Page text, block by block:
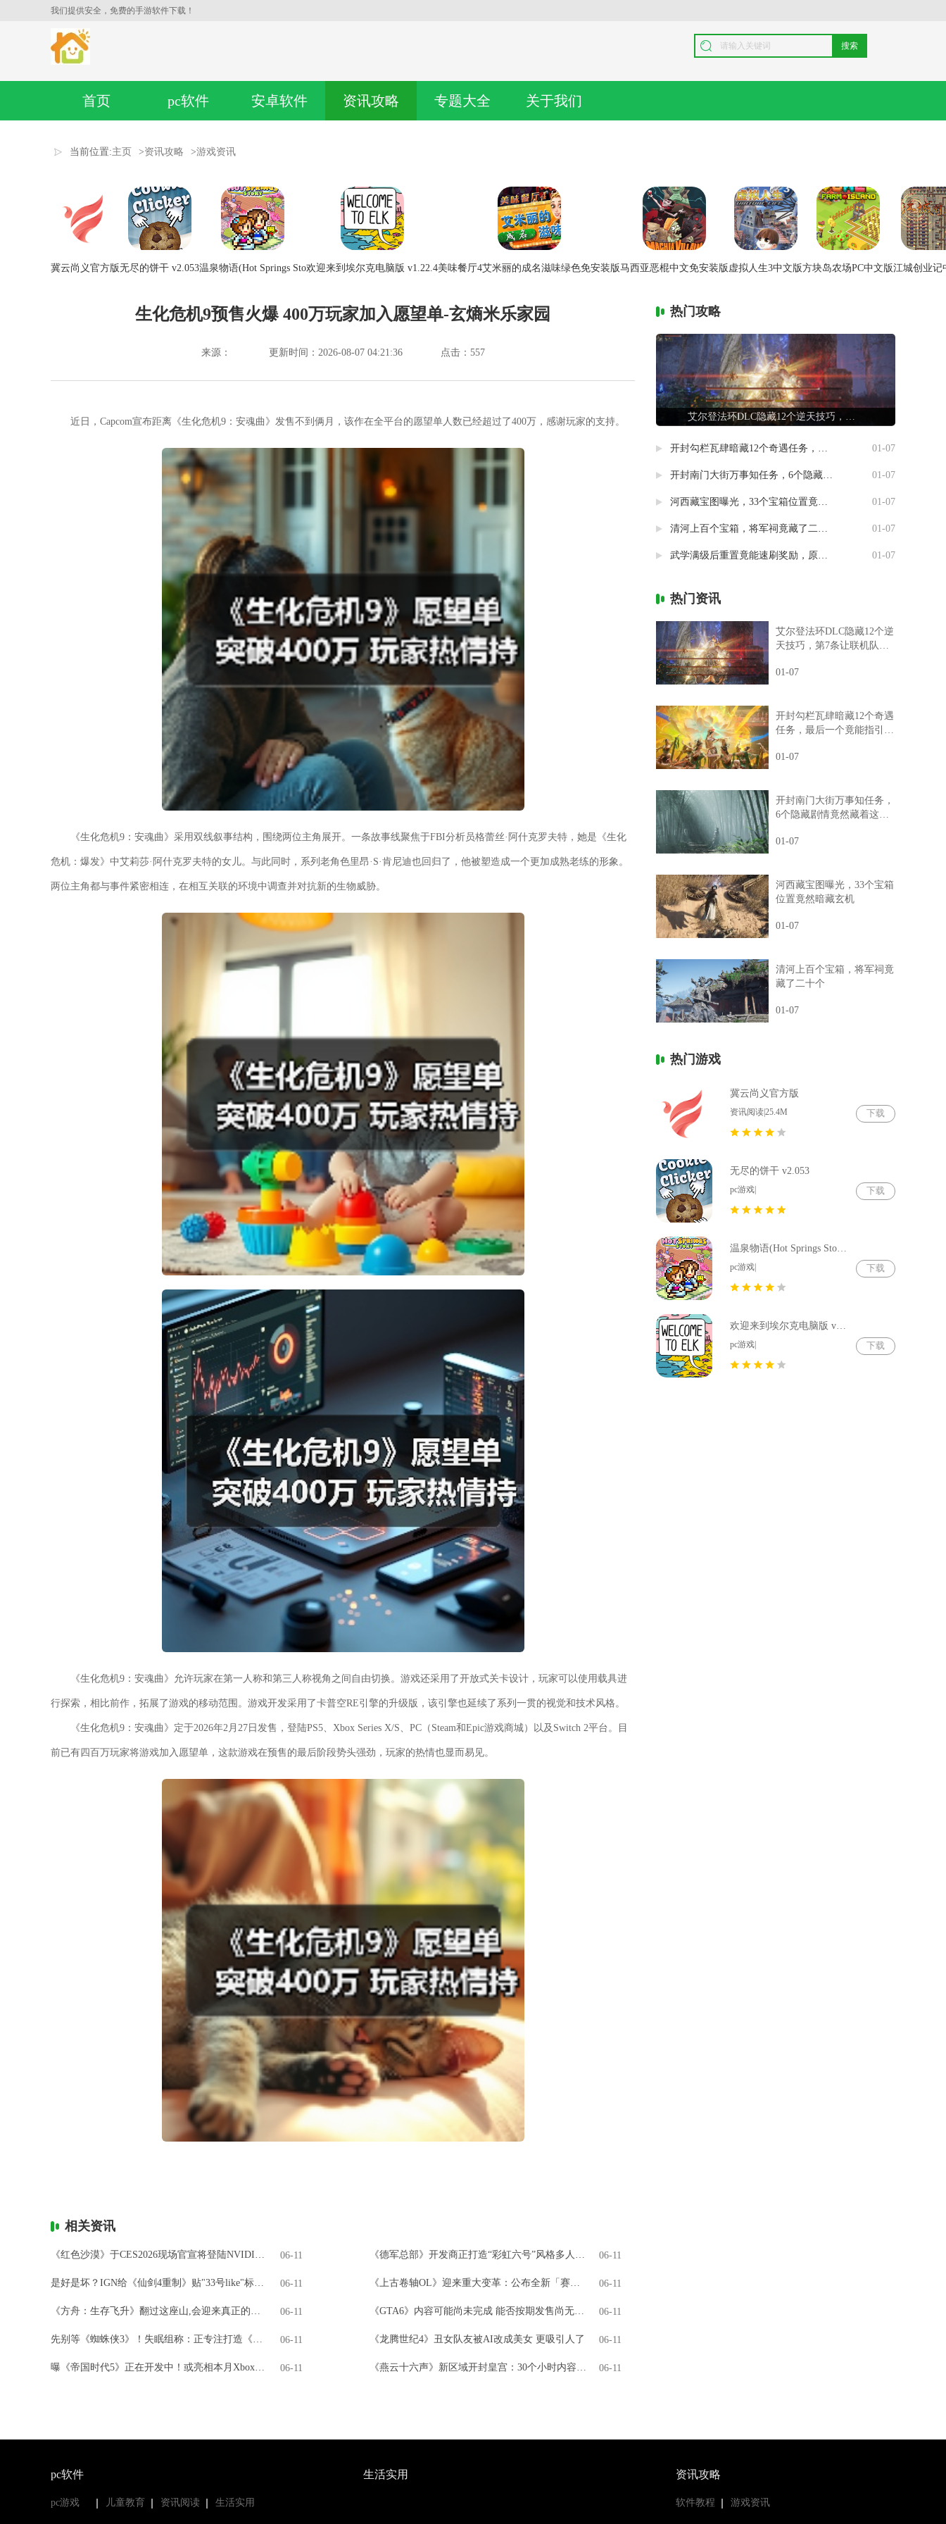
我们提供安全，免费的手游软件下载！
搜索
首页 pc软件 安卓软件 资讯攻略 专题大全 关于我们
当前位置:主页 >资讯攻略 >游戏资讯
冀云尚义官方版无尽的饼干 v2.053温泉物语(Hot Springs Sto欢迎来到埃尔克电脑版 v1.22.4美味餐厅4艾米丽的成名滋味绿色免安装版马西亚恶棍中文免安装版 虚拟人生3中文版方块岛农场PC中文版江城创业记
生化危机9预售火爆 400万玩家加入愿望单-玄熵米乐家园
来源： 更新时间：2026-08-07 04:21:36 点击： 557
近日，Capcom宣布距离《生化危机9：安魂曲》发售不到俩月，该作在全平台的愿望单人数已经超过了400万，感谢玩家的支持。
《生化危机9：安魂曲》采用双线叙事结构，围绕两位主角展开。一条故事线聚焦于FBI分析员格蕾丝·阿什克罗夫特，她是《生化
危机：爆发》中艾莉莎·阿什克罗夫特的女儿。与此同时，系列老角色里昂·S·肯尼迪也回归了，他被塑造成一个更加成熟老练的形象。
两位主角都与事件紧密相连，在相互关联的环境中调查并对抗新的生物威胁。
《生化危机9：安魂曲》允许玩家在第一人称和第三人称视角之间自由切换。游戏还采用了开放式关卡设计，玩家可以使用载具进
行探索，相比前作，拓展了游戏的移动范围。游戏开发采用了卡普空RE引擎的升级版，该引擎也延续了系列一贯的视觉和技术风格。
《生化危机9：安魂曲》定于2026年2月27日发售，登陆PS5、Xbox Series X/S、PC（Steam和Epic游戏商城）以及Switch 2平台。目
前已有四百万玩家将游戏加入愿望单，这款游戏在预售的最后阶段势头强劲，玩家的热情也显而易见。
相关资讯
《红色沙漠》于CES2026现场官宣将登陆NVIDIA GeForce NOW 06-11 《德军总部》开发商正打造“彩虹六号”风格多人游戏 06-11
是好是坏？IGN给《仙剑4重制》贴"33号like"标签引热议 06-11 《上古卷轴OL》迎来重大变革：公布全新「赛季」模式，引领全新时代 06-11
《方舟：生存飞升》翻过这座山,会迎来真正的飞升吗? 06-11 《GTA6》内容可能尚未完成 能否按期发售尚无定论 06-11
先别等《蜘蛛侠3》！失眠组称：正专注打造《金刚狼》 06-11 《龙腾世纪4》丑女队友被AI改成美女 更吸引人了 06-11
曝《帝国时代5》正在开发中！或亮相本月Xbox直面会 06-11 《燕云十六声》新区域开封皇宫：30个小时内容 NPC超3000人 06-11
热门攻略
艾尔登法环DLC隐藏12个逆天技巧，第7条让联机队友惊掉下巴
开封勾栏瓦肆暗藏12个奇遇任务，最后一个竟能指引人生方向 01-07
开封南门大街万事知任务，6个隐藏剧情竟然藏着这样的秘密 01-07
河西藏宝图曝光，33个宝箱位置竟然暗藏玄机 01-07
清河上百个宝箱，将军祠竟藏了二十个 01-07
武学满级后重置竟能速刷奖励，原来流派挑战有这种捷径 01-07
热门资讯
艾尔登法环DLC隐藏12个逆
天技巧，第7条让联机队友
01-07
开封勾栏瓦肆暗藏12个奇遇
任务，最后一个竟能指引人
01-07
开封南门大街万事知任务，
6个隐藏剧情竟然藏着这样
01-07
河西藏宝图曝光，33个宝箱
位置竟然暗藏玄机
01-07
清河上百个宝箱，将军祠竟
藏了二十个
01-07
热门游戏
冀云尚义官方版
资讯阅读|25.4M 下载
无尽的饼干 v2.053
pc游戏| 下载
温泉物语(Hot Springs Story) v2.79
pc游戏| 下载
欢迎来到埃尔克电脑版 v1.22.4
pc游戏| 下载
pc软件
pc游戏 儿童教育 资讯阅读 生活实用
生活实用 资讯攻略
软件教程 游戏资讯